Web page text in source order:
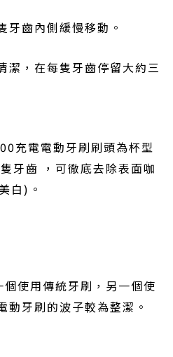
牙齒內側緩慢移動。
潔 ，在每隻牙齒停留大約三
充電電動牙刷刷頭為杯型
牙齒 ， 可徹底去除表面咖
白) 。
個使用傳統牙刷 ，另一個使
動牙刷的波子較為整潔。